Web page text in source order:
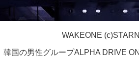
WAKEONE
韓国の男性グループALPHA DRIVE